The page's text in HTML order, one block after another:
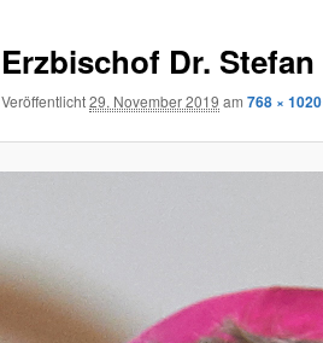
Erzbischof Dr. Stefan
Veröffentlicht29. November 2019 am768 × 1020